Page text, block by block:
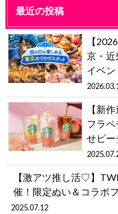
最近の投稿
【
京・近
イベ
【新
フラ
せピ
【激アツ推し活♡】
催！限定ぬい＆コラボ
2025.07.12